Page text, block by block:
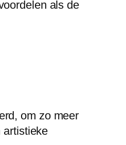
als de
om zo meer
artistieke